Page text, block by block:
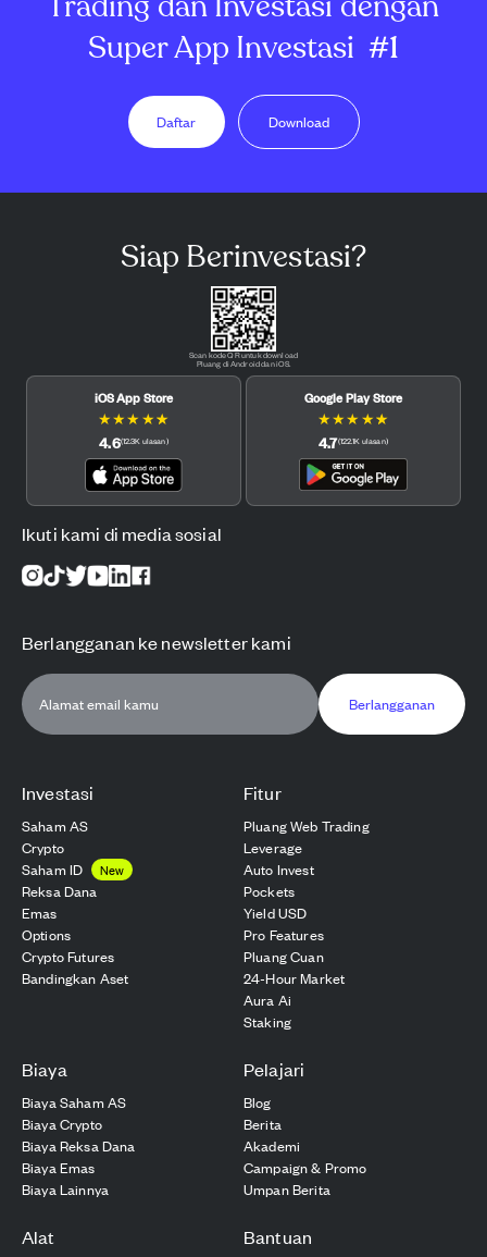
Super App Investasi #1
Daftar Download
Investasi
Saham AS
Crypto
Saham ID
New
Reksa Dana
Emas
Options
Crypto Futures
Bandingkan Aset
Fitur
Pluang Web Trading
Leverage
Auto Invest
Pockets
Yield USD
Pro Features
Pluang Cuan
24-Hour Market
Aura Ai
Staking
Biaya
Biaya Saham AS
Biaya Crypto
Biaya Reksa Dana
Biaya Emas
Biaya Lainnya
Pelajari
Blog
Berita
Akademi
Campaign & Promo
Umpan Berita
Alat Bantuan
Siap Berinvestasi?
Scan kode QR untuk download
Pluang di Android dan iOS.
iOS App Store
★★★ ★★
4.6(12.3K ulasan)
Google Play Store
★★★ ★★
4.7(122.1K ulasan)
Ikuti kami di media sosial
Berlangganan ke newsletter kami
Berlangganan